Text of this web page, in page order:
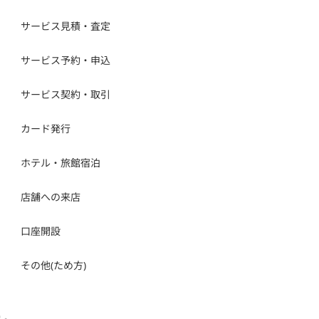
サービス見積・査定
サービス予約・申込
サービス契約・取引
カード発行
ホテル・旅館宿泊
店舗への来店
口座開設
その他(ため方)